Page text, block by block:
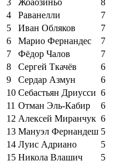
4
Раванелли
7
5
Иван Обляков
7
6
Марио Фернандес
7
7
Фёдор Чалов
7
8
Сергей Ткачёв
6
9
Сердар Азмун
6
10 Себастьян Дриусси 6
11 Отман Эль-Кабир
6
12 Алексей Миранчук 6
13 Мануэл Фернандеш 5
14 Луис Адриано
5
15 Никола Влашич 5